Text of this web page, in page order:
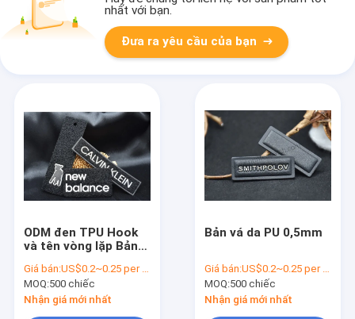
nhất với bạn.
Đưa ra yêu cầu của bạn
ODM đen TPU Hook
và tên vòng lặp Bản
Standard
Giá bán:US$0.2~0.25 per piece
MOQ:500 chiếc
Nhận giá mới nhất
Bản vá da PU 0,5mm
Giá bán:US$0.2~0.25 per piece
MOQ:500 chiếc
Nhận giá mới nhất